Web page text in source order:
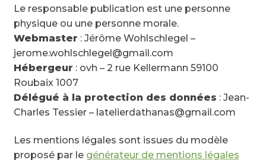
Le responsable publication est une personne
physique ou une personne morale.
Webmaster : Jérôme Wohlschlegel –
jerome.wohlschlegel@gmail.com
Hébergeur : ovh – 2 rue Kellermann 59100
Roubaix 1007
Délégué à la protection des données : Jean-
Charles Tessier – latelierdathanas@gmail.com
Les mentions légales sont issues du modèle
proposé par le générateur de mentions légales